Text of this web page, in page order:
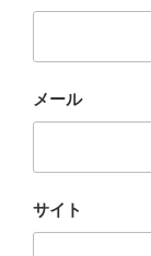
メール
サイト